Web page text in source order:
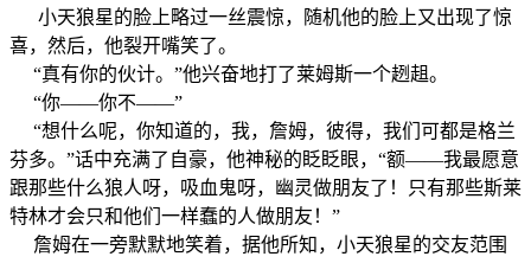
小天狼星的脸上略过一丝震惊，随机他的脸上又出现了惊
喜，然后，他裂开嘴笑了。
“真有你的伙计。”他兴奋地打了莱姆斯一个趔趄。
“你——你不——”
“想什么呢，你知道的，我，詹姆，彼得，我们可都是格兰
芬多。”话中充满了自豪，他神秘的眨眨眼，“额——我最愿意
跟那些什么狼人呀，吸血鬼呀，幽灵做朋友了！只有那些斯莱
特林才会只和他们一样蠢的人做朋友！”
詹姆在一旁默默地笑着，据他所知，小天狼星的交友范围